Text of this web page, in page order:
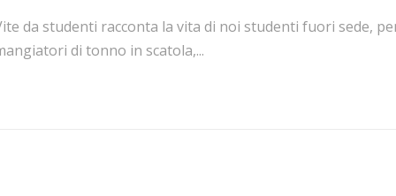
da studenti racconta la vita di noi studenti fuori sede,
di tonno in scatola,...